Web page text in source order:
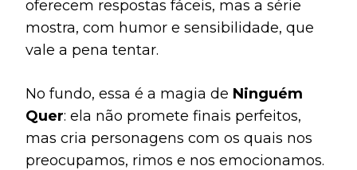
oferecem respostas fáceis, mas a série
mostra, com humor e sensibilidade, que
vale a pena tentar.
No fundo, essa é a magia de Ninguém
Quer: ela não promete finais perfeitos,
mas cria personagens com os quais nos
preocupamos, rimos e nos emocionamos.